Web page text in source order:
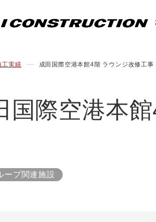
工実績 成田国際空港本館4階 ラウンジ改修工事
国際空港本
ープ関連施設